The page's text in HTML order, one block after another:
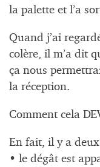
la palette et l’a
Quand j’ai
colère, il m’a dit
ça nous
la réception.
Comment cela
En fait, il y a deux
• le dégât est